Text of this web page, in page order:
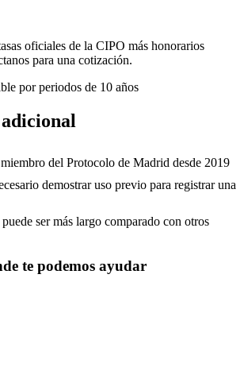
oficiales de la CIPO más honorarios
para una cotización.
por periodos de 10 años
miembro del Protocolo de Madrid desde 2019
demostrar uso previo para registrar una
ser más largo comparado con otros
te podemos ayudar